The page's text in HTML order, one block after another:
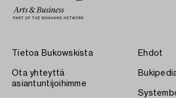
Tietoa Bukowskista
Ota yhteyttä
asiantuntijoihimme
Ehdot